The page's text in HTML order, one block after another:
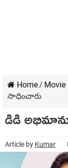
Home/ Movie
సాధించారు
డిడి
Article by Kumar